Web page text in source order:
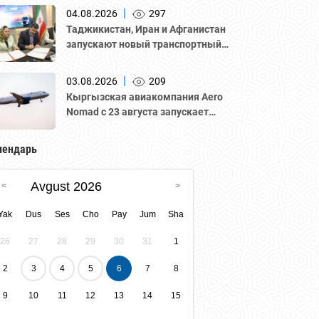
участием делегации во главе с
Национальной палатой
предпринимателей Казахстана
"Атамекен."
04.08.2026 |
297
Таджикистан, Иран и Афганистан
запускают новый транспортный
03.08.2026 |
209
Кыргызская авиакомпания Aero
Nomad с 23 августа запускает
Avgust 2026
Dus Ses Cho Pay Jum Sha
26 27 28 29 30 31 1
2 3 4 5 6 7 8
9 10 11 12 13 14 15